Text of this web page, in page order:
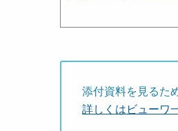
添付資料を見るた
詳しくはビューワ